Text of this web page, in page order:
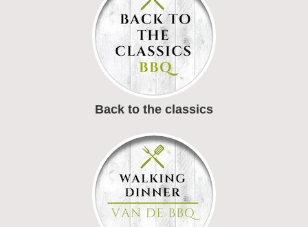
Back to the classics